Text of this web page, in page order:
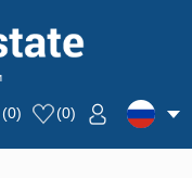
(0) (0)